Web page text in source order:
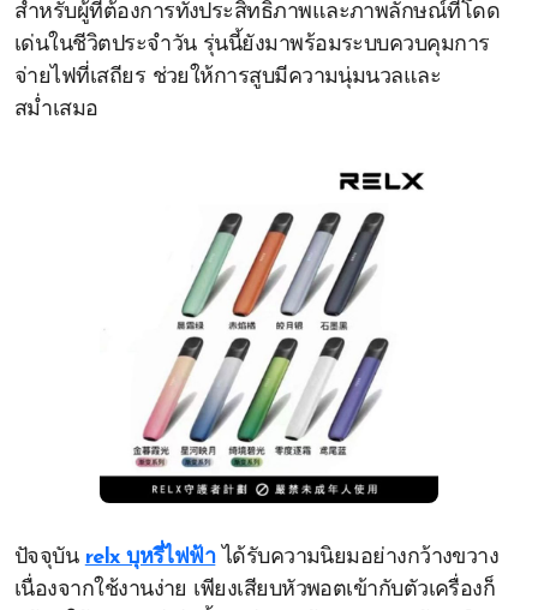
สำหรับผู้ที่ต้องการทั้งประสิทธิภาพและภาพลักษณ์ที่โดด
เด่นในชีวิตประจำวัน รุ่นนี้ยังมาพร้อมระบบควบคุมการ
จ่ายไฟที่เสถียร ช่วยให้การสูบมีความนุ่มนวลและ
สม่ำเสมอ
ปัจจุบัน relx บุหรี่ไฟฟ้าได้รับความนิยมอย่างกว้างขวาง
เนื่องจากใช้งานง่าย เพียงเสียบหัวพอตเข้ากับตัวเครื่องก็